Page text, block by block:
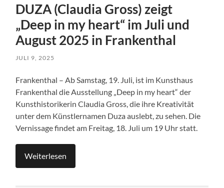
DUZA (Claudia Gross) zeigt
„Deep in my heart“ im Juli und
August 2025 in Frankenthal
JULI 9, 2025
Frankenthal – Ab Samstag, 19. Juli, ist im Kunsthaus
Frankenthal die Ausstellung „Deep in my heart“ der
Kunsthistorikerin Claudia Gross, die ihre Kreativität
unter dem Künstlernamen Duza auslebt, zu sehen. Die
Vernissage findet am Freitag, 18. Juli um 19 Uhr statt.
Weiterlesen